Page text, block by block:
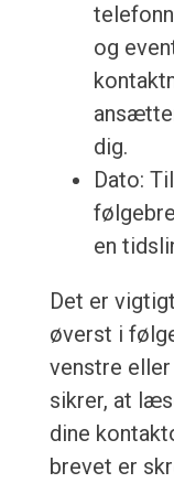
og
dig.
Dato:
en
Det er
øverst i
venstre
sikrer, at
dine
brevet er